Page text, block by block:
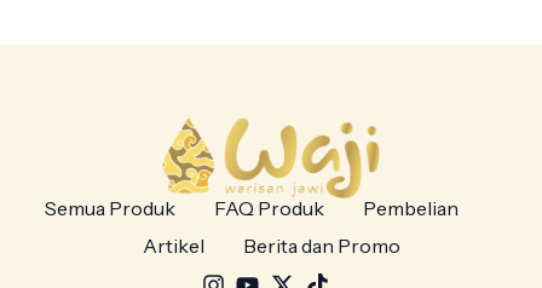
Semua Produk FAQ Produk
Pembelian
Artikel
Berita dan Promo